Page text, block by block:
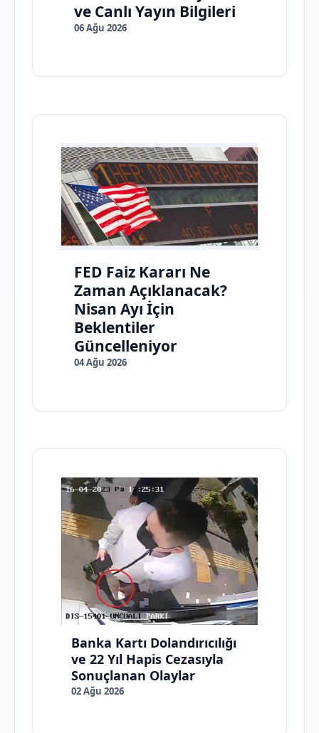
ve Canlı Yayın Bilgileri
06 Ağu 2026
FED Faiz Kararı Ne
Zaman Açıklanacak?
Nisan Ayı İçin
Beklentiler
Güncelleniyor
04 Ağu 2026
Banka Kartı Dolandırıcılığı
ve 22 Yıl Hapis Cezasıyla
Sonuçlanan Olaylar
02 Ağu 2026